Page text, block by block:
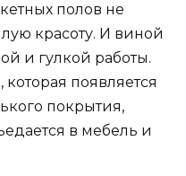
полов не
красоту. И виной
и гулкой работы.
появляется
покрытия,
в мебель и